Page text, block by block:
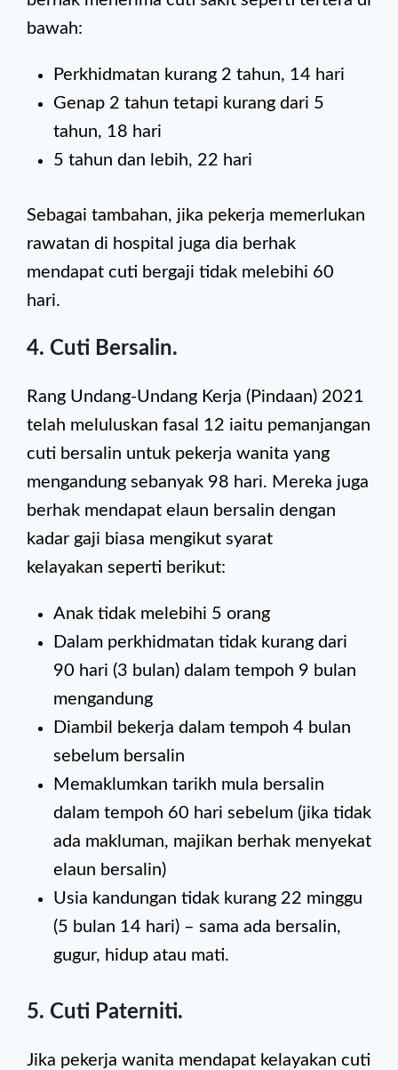
bawah:
Perkhidmatan kurang 2 tahun, 14 hari
Genap 2 tahun tetapi kurang dari 5
tahun, 18 hari
5 tahun dan lebih, 22 hari
Sebagai tambahan, jika pekerja memerlukan
rawatan di hospital juga dia berhak
mendapat cuti bergaji tidak melebihi 60
hari.
4. Cuti Bersalin.
Rang Undang-Undang Kerja (Pindaan) 2021
telah meluluskan fasal 12 iaitu pemanjangan
cuti bersalin untuk pekerja wanita yang
mengandung sebanyak 98 hari. Mereka juga
berhak mendapat elaun bersalin dengan
kadar gaji biasa mengikut syarat
kelayakan seperti berikut:
Anak tidak melebihi 5 orang
Dalam perkhidmatan tidak kurang dari
90 hari (3 bulan) dalam tempoh 9 bulan
mengandung
Diambil bekerja dalam tempoh 4 bulan
sebelum bersalin
Memaklumkan tarikh mula bersalin
dalam tempoh 60 hari sebelum (jika tidak
ada makluman, majikan berhak menyekat
elaun bersalin)
Usia kandungan tidak kurang 22 minggu
(5 bulan 14 hari) – sama ada bersalin,
gugur, hidup atau mati.
5. Cuti Paterniti.
Jika pekerja wanita mendapat kelayakan cuti